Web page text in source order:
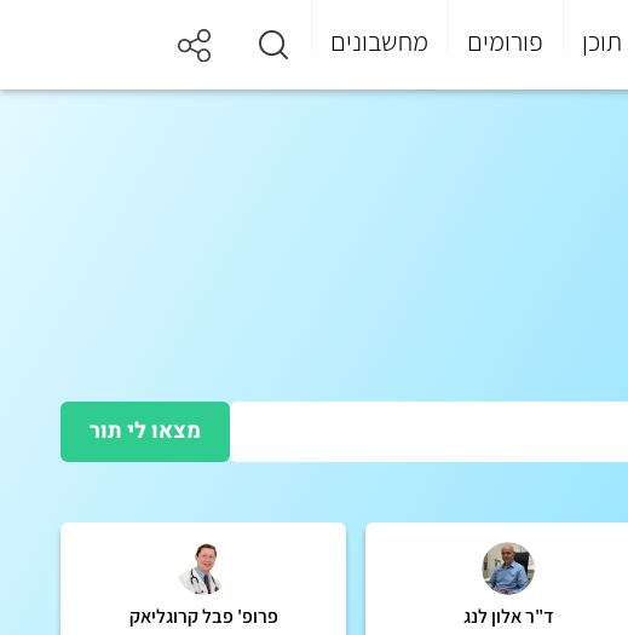
תוכן פורומים מחשבונים
מצאו לי תור
ד"ר אלון לנג פרופ' פבל קרוגליאק